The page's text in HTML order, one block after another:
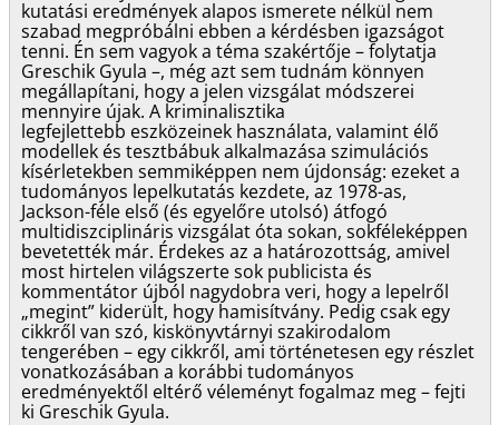
kutatási eredmények alapos ismerete nélkül nem
szabad megpróbálni ebben a kérdésben igazságot
tenni. Én sem vagyok a téma szakértője – folytatja
Greschik Gyula –, még azt sem tudnám könnyen
megállapítani, hogy a jelen vizsgálat módszerei
mennyire újak. A kriminalisztika
legfejlettebb eszközeinek használata, valamint élő
modellek és tesztbábuk alkalmazása szimulációs
kísérletekben semmiképpen nem újdonság: ezeket a
tudományos lepelkutatás kezdete, az 1978-as,
Jackson-féle első (és egyelőre utolsó) átfogó
multidiszciplináris vizsgálat óta sokan, sokféleképpen
bevetették már. Érdekes az a határozottság, amivel
most hirtelen világszerte sok publicista és
kommentátor újból nagydobra veri, hogy a lepelről
„megint” kiderült, hogy hamisítvány. Pedig csak egy
cikkről van szó, kiskönyvtárnyi szakirodalom
tengerében – egy cikkről, ami történetesen egy részlet
vonatkozásában a korábbi tudományos
eredményektől eltérő véleményt fogalmaz meg – fejti
ki Greschik Gyula.